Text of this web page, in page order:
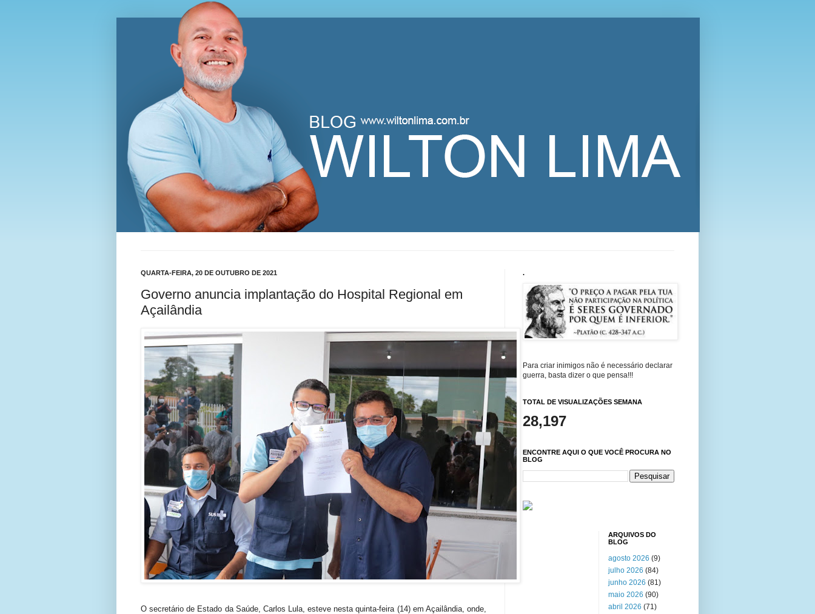
Blog Wilton Lima
QUARTA-FEIRA, 20 DE OUTUBRO DE 2021
Governo anuncia implantação do Hospital Regional em
Açailândia
O secretário de Estado da Saúde, Carlos Lula, esteve nesta quinta-feira (14) em Açailândia, onde,
.
Para criar inimigos não é necessário declarar
guerra, basta dizer o que pensa!!!
TOTAL DE VISUALIZAÇÕES SEMANA
28,197
ENCONTRE AQUI O QUE VOCÊ PROCURA NO
BLOG
ARQUIVOS DO
BLOG
agosto 2026 (9)
julho 2026 (84)
junho 2026 (81)
maio 2026 (90)
abril 2026 (71)